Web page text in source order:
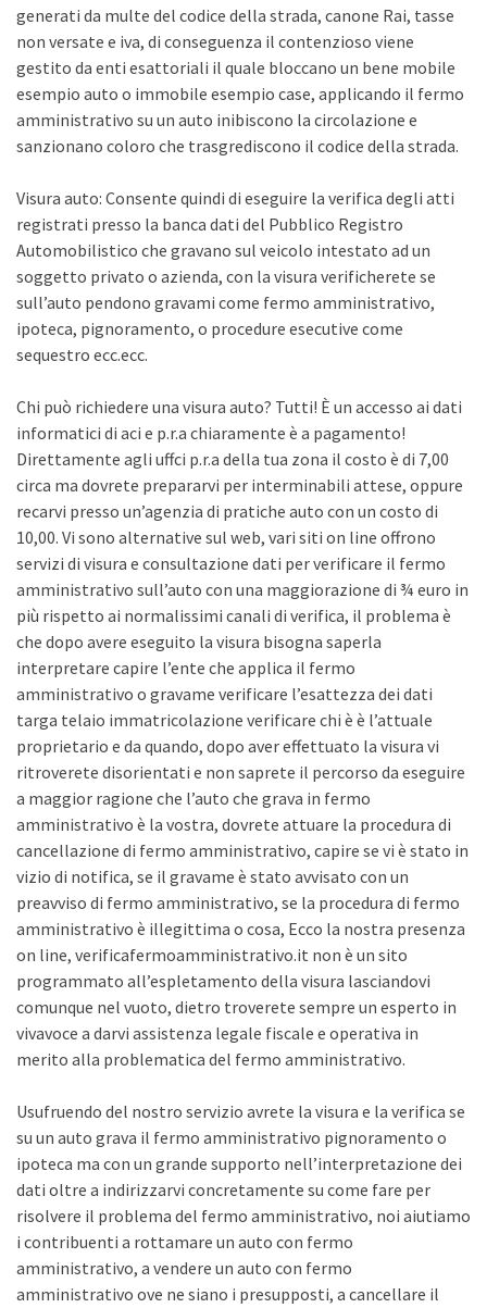
generati da multe del codice della strada, canone Rai, tasse
non versate e iva, di conseguenza il contenzioso viene
gestito da enti esattoriali il quale bloccano un bene mobile
esempio auto o immobile esempio case, applicando il fermo
amministrativo su un auto inibiscono la circolazione e
sanzionano coloro che trasgrediscono il codice della strada.
Visura auto: Consente quindi di eseguire la verifica degli atti
registrati presso la banca dati del Pubblico Registro
Automobilistico che gravano sul veicolo intestato ad un
soggetto privato o azienda, con la visura verificherete se
sull’auto pendono gravami come fermo amministrativo,
ipoteca, pignoramento, o procedure esecutive come
sequestro ecc.ecc.
Chi può richiedere una visura auto? Tutti! È un accesso ai dati
informatici di aci e p.r.a chiaramente è a pagamento!
Direttamente agli uffci p.r.a della tua zona il costo è di 7,00
circa ma dovrete prepararvi per interminabili attese, oppure
recarvi presso un’agenzia di pratiche auto con un costo di
10,00. Vi sono alternative sul web, vari siti on line offrono
servizi di visura e consultazione dati per verificare il fermo
amministrativo sull’auto con una maggiorazione di ¾ euro in
più rispetto ai normalissimi canali di verifica, il problema è
che dopo avere eseguito la visura bisogna saperla
interpretare capire l’ente che applica il fermo
amministrativo o gravame verificare l’esattezza dei dati
targa telaio immatricolazione verificare chi è è l’attuale
proprietario e da quando, dopo aver effettuato la visura vi
ritroverete disorientati e non saprete il percorso da eseguire
a maggior ragione che l’auto che grava in fermo
amministrativo è la vostra, dovrete attuare la procedura di
cancellazione di fermo amministrativo, capire se vi è stato in
vizio di notifica, se il gravame è stato avvisato con un
preavviso di fermo amministrativo, se la procedura di fermo
amministrativo è illegittima o cosa, Ecco la nostra presenza
on line, verificafermoamministrativo.it non è un sito
programmato all’espletamento della visura lasciandovi
comunque nel vuoto, dietro troverete sempre un esperto in
vivavoce a darvi assistenza legale fiscale e operativa in
merito alla problematica del fermo amministrativo.
Usufruendo del nostro servizio avrete la visura e la verifica se
su un auto grava il fermo amministrativo pignoramento o
ipoteca ma con un grande supporto nell’interpretazione dei
dati oltre a indirizzarvi concretamente su come fare per
risolvere il problema del fermo amministrativo, noi aiutiamo
i contribuenti a rottamare un auto con fermo
amministrativo, a vendere un auto con fermo
amministrativo ove ne siano i presupposti, a cancellare il